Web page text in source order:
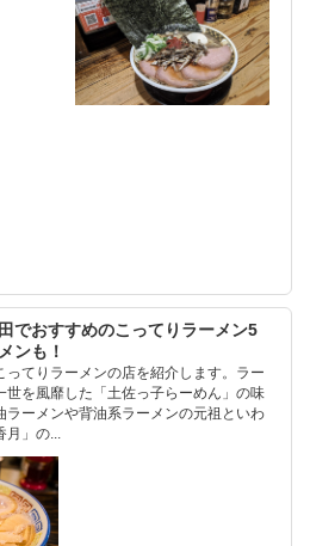
でおすすめのこってりラーメン5
ンも！
ってりラーメンの店を紹介します。ラー
世を風靡した「土佐っ子らーめん」の味
ラーメンや背油系ラーメンの元祖といわ
」の...